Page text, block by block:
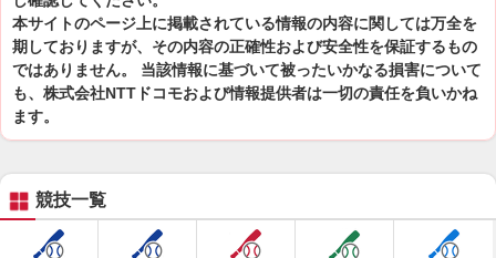
本サイトのページ上に掲載されている情報の内容に関しては万全を
期しておりますが、その内容の正確性および安全性を保証するもの
ではありません。 当該情報に基づいて被ったいかなる損害について
も、株式会社NTTドコモおよび情報提供者は一切の責任を負いかね
ます。
競技一覧